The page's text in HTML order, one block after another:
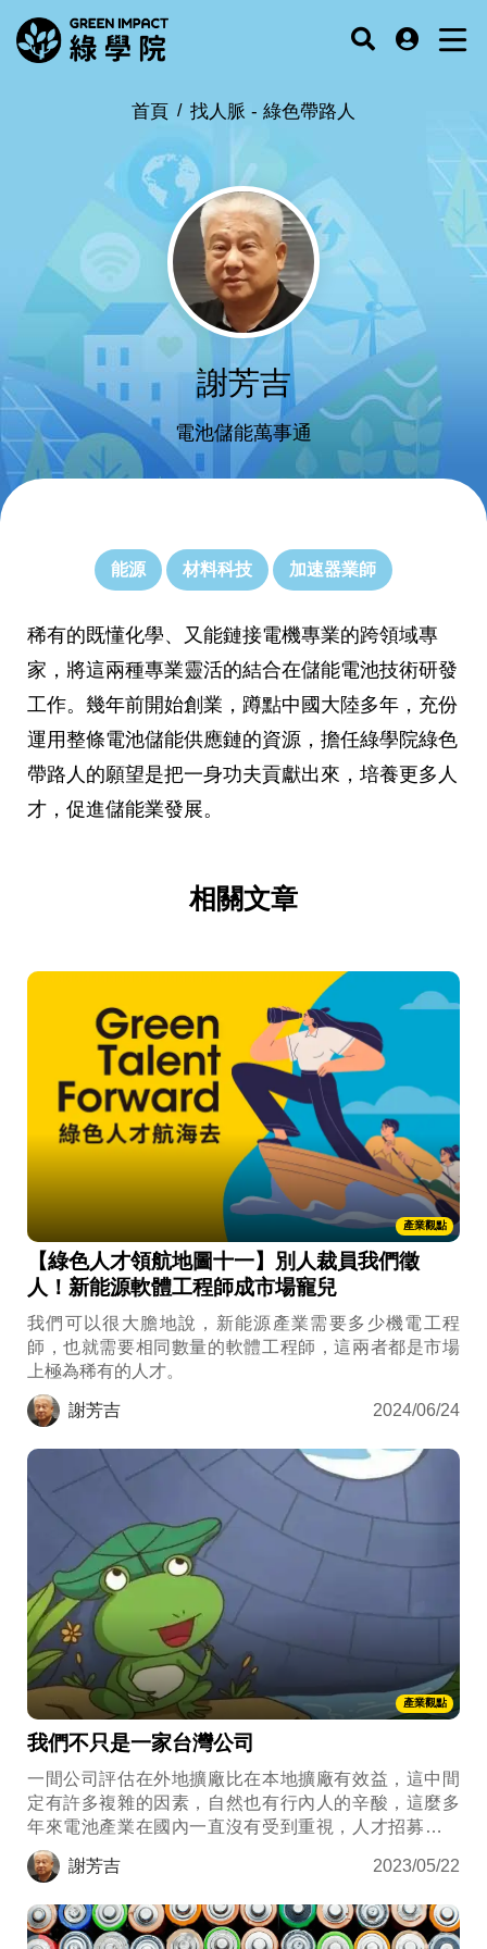
首頁 找人脈 - 綠色帶路人
謝芳吉
電池儲能萬事通
能源 材料科技 加速器業師
稀有的既懂化學、又能鏈接電機專業的跨領域專
家，將這兩種專業靈活的結合在儲能電池技術研發
工作。幾年前開始創業，蹲點中國大陸多年，充份
運用整條電池儲能供應鏈的資源，擔任綠學院綠色
帶路人的願望是把一身功夫貢獻出來，培養更多人
才，促進儲能業發展。
相關文章
產業觀點
【綠色人才領航地圖十一】別人裁員我們徵
人！新能源軟體工程師成市場寵兒
我們可以很大膽地說，新能源產業需要多少機電工程
師，也就需要相同數量的軟體工程師，這兩者都是市場
上極為稀有的人才。
謝芳吉 2024/06/24
產業觀點
我們不只是一家台灣公司
一間公司評估在外地擴廠比在本地擴廠有效益，這中間
定有許多複雜的因素，自然也有行內人的辛酸，這麼多
年來電池產業在國內一直沒有受到重視，人才招募也被
半導體產業擠壓得很厲害，公司去更有養分的土壤求生
存，很奇怪嗎？
謝芳吉 2023/05/22